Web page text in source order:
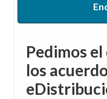
Pedimos
los